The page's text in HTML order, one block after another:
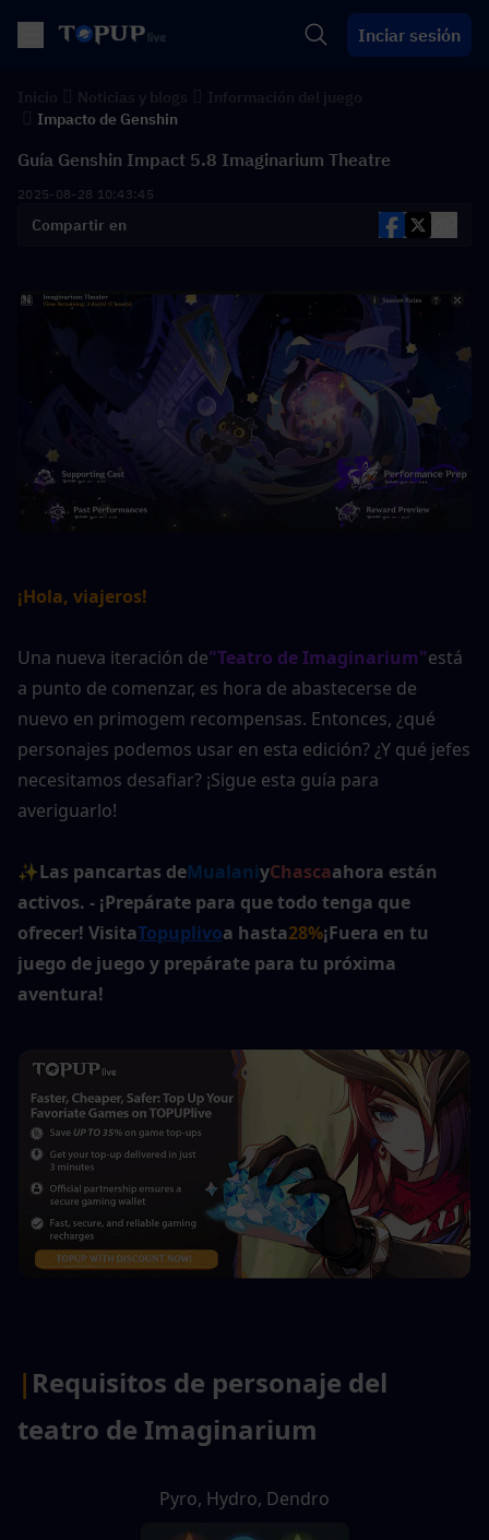
Inciar sesión
Impacto de Genshin
Guía Genshin Impact 5.8 Imaginarium Theatre
2025-08-28 10:43:45
Compartir en
¡Hola, viajeros!
Una nueva iteración de"Teatro de Imaginarium"está
a punto de comenzar, es hora de abastecerse de
nuevo en primogem recompensas. Entonces, ¿qué
personajes podemos usar en esta edición? ¿Y qué jefes
necesitamos desafiar? ¡Sigue esta guía para
averiguarlo!
✨Las pancartas deMualaniyChascaahora están
activos. - ¡Prepárate para que todo tenga que
ofrecer! VisitaTopuplivoa hasta28%¡Fuera en tu
juego de juego y prepárate para tu próxima
aventura!
| Requisitos de personaje del
teatro de Imaginarium
Pyro, Hydro, Dendro